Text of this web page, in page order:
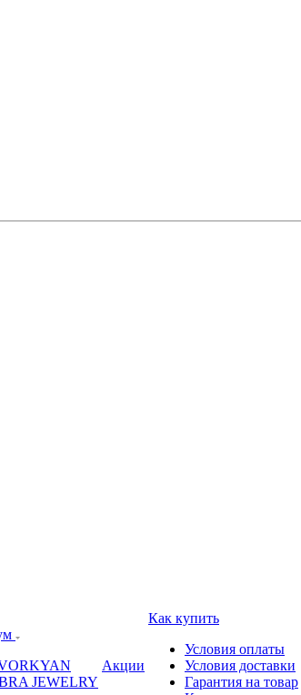
JEWELRY
Акции
Как купить
Условия оплаты
Условия доставки
Гарантия на товар